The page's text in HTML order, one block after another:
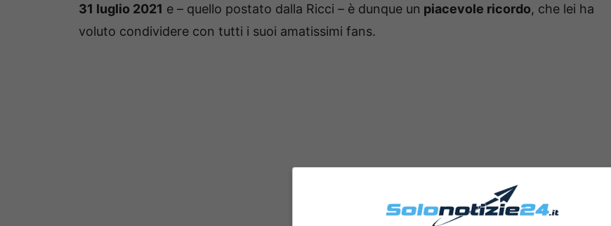
31 luglio 2021 e – quello postato dalla Ricci – è dunque un piacevole ricordo, che lei ha
voluto condividere con tutti i suoi amatissimi fans.